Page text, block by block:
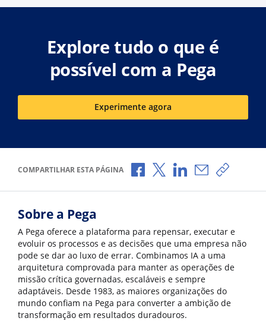
Explore tudo o que é
possível com a Pega
Experimente agora
COMPARTILHAR ESTA PÁGINA Compartilhar no Facebook
Compartilhar no X
Compartilhar no
Compartilhar
Copiar
Sobre a Pega
A Pega oferece a plataforma para repensar, executar e
evoluir os processos e as decisões que uma empresa não
pode se dar ao luxo de errar. Combinamos IA a uma
arquitetura comprovada para manter as operações de
missão crítica governadas, escaláveis e sempre
adaptáveis. Desde 1983, as maiores organizações do
mundo confiam na Pega para converter a ambição de
transformação em resultados duradouros.